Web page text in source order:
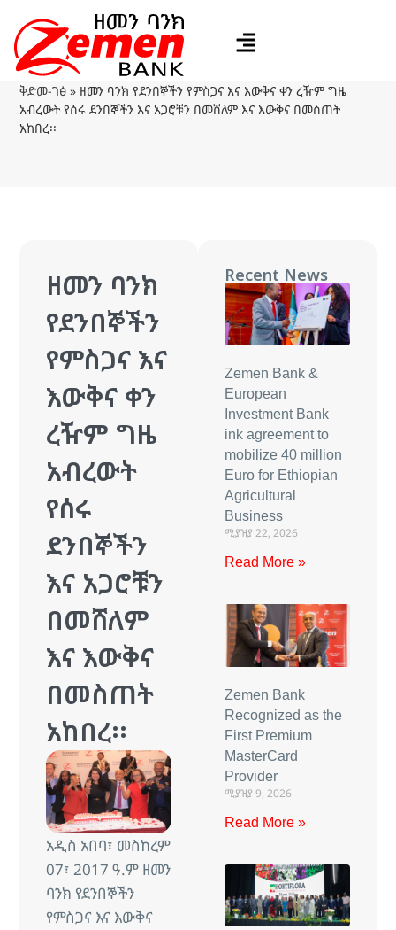
ቅድመ-ገፅ » ዘመን ባንክ የደንበኞችን የምስጋና እና እውቅና ቀን ረዥም ግዜ
አብረውት የሰሩ ደንበኞችን እና አጋሮቹን በመሸለም እና እውቅና በመስጠት
አከበረ፡፡
ዘመን ባንክ
የደንበኞችን
የምስጋና እና
እውቅና ቀን
ረዥም ግዜ
አብረውት
የሰሩ
ደንበኞችን
እና አጋሮቹን
በመሸለም
እና እውቅና
በመስጠት
አከበረ፡፡
አዲስ አበባ፣ መስከረም
07፣ 2017 ዓ.ም ዘመን
ባንክ የደንበኞችን
የምስጋና እና እውቅና
Recent News
Zemen Bank &
European
Investment Bank
ink agreement to
mobilize 40 million
Euro for Ethiopian
Agricultural
Business
ሚያዝያ 22, 2026
Read More »
Zemen Bank
Recognized as the
First Premium
MasterCard
Provider
ሚያዝያ 9, 2026
Read More »